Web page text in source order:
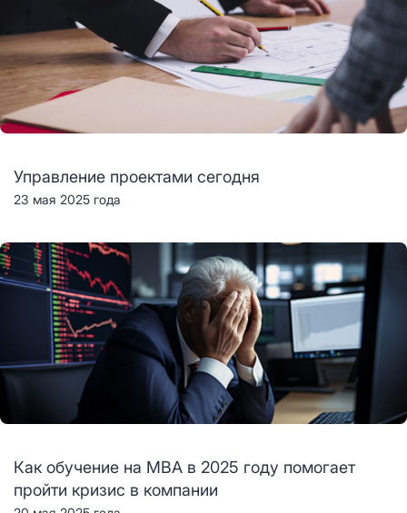
Управление проектами сегодня
23 мая 2025 года
Как обучение на MBA в 2025 году помогает
пройти кризис в компании